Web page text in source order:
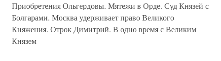
Приобретения Ольгердовы. Мятежи в Орде. Суд Князей с
Болгарами. Москва удерживает право Великого
Княжения. Отрок Димитрий. В одно время с Великим
Князем